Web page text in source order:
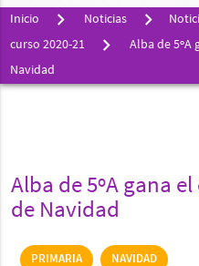
Inicio Noticias
curso 2020-21
Alba de 5ºA
Navidad
Alba de 5ºA gana
de Navidad
PRIMARIA NAVIDAD